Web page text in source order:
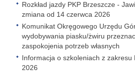
Rozkład jazdy PKP Brzeszcze -
zmiana od 14 czerwca 2026
Komunikat Okręgowego Urzędu
wydobywania piasku/żwiru
zaspokojenia potrzeb własnych
Informacja o szkoleniach z zakresu
2026